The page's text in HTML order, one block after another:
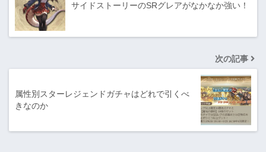
サイドストーリーのSRグレアがなかなか強い！
次の記事
属性別スターレジェンドガチャはどれで引くべ
きなのか